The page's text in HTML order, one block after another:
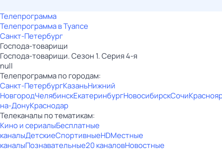
Телепрограмма
Телепрограмма в Туапсе
Санкт-Петербург
Господа-товарищи
Господа-товарищи. Сезон 1. Серия 4-я
null
Телепрограмма по городам:
Санкт-ПетербургКазаньНижний
НовгородЧелябинскЕкатеринбургНовосибирскСочи
на-ДонуКраснодар
Телеканалы по тематикам:
Кино и сериалыБесплатные
каналыДетскиеСпортивныеHDМестные
каналыПознавательные20 каналовНовостные